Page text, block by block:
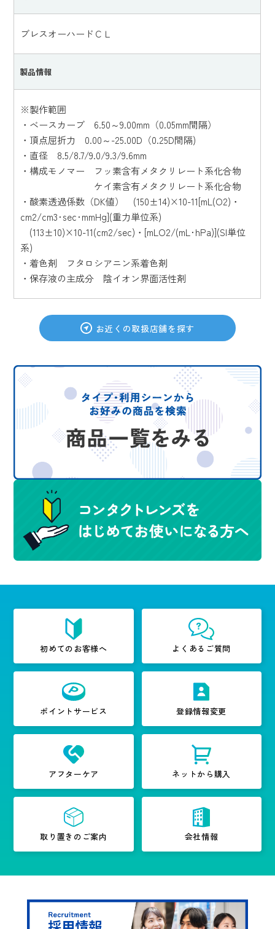
ブレスオーハードＣＬ
製品情報
※製作範囲
・ベースカーブ 6.50～9.00mm（0.05mm間隔）
・頂点屈折力 0.00～-25.00D（0.25D間隔)
・直径 8.5/8.7/9.0/9.3/9.6mm
・構成モノマー フッ素含有メタクリレート系化合物
ケイ素含有メタクリレート系化合物
・酸素透過係数（DK値） (150±14)×10-11[mL(O2)・
cm2/cm3･sec･mmHg](重力単位系)
(113±10)×10-11(cm2/sec)・[mLO2/(mL･hPa)](SI単位
系)
・着色剤 フタロシアニン系着色剤
・保存液の主成分 陰イオン界面活性剤
お近くの取扱店舗を探す
初めてのお客様へ よくあるご質問
ポイントサービス 登録情報変更
アフターケア ネットから購入
取り置きのご案内 会社情報